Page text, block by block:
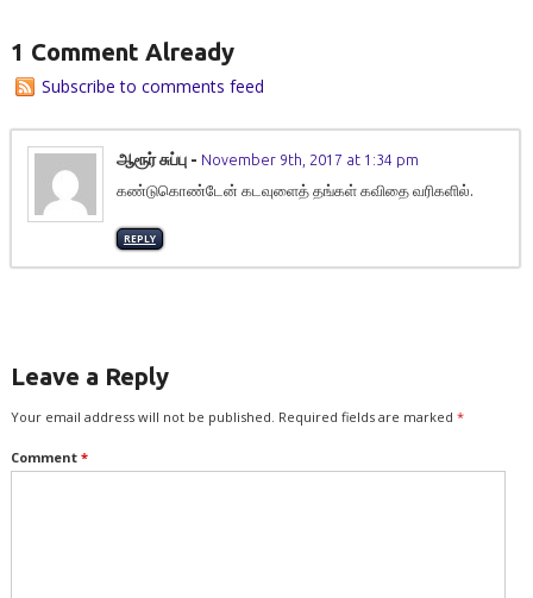
1 Comment Already
Subscribe to comments feed
ஆரூர் சுப்பு - November 9th, 2017 at 1:34 pm
கண்டுகொண்டேன் கடவுளைத் தங்கள் கவிதை வரிகளில்.
REPLY
Leave a Reply
Your email address will not be published. Required fields are marked *
Comment *